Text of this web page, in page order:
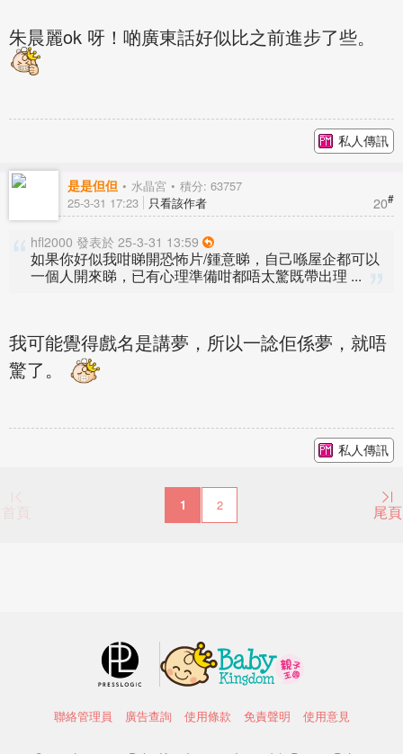
朱晨麗ok 呀！啲廣東話好似比之前進步了些。
私人傳訊
是是但但 水晶宮 積分: 63757
20#
25-3-31 17:23 只看該作者
hfl2000 發表於 25-3-31 13:59
如果你好似我咁睇開恐怖片/鍾意睇，自己喺屋企都可以
一個人開來睇，已有心理準備咁都唔太驚既帶出理 ...
我可能覺得戲名是講夢，所以一諗佢係夢，就唔
驚了。
私人傳訊
首頁 1 2 尾頁
聯絡管理員 廣告查詢 使用條款 免責聲明 使用意見